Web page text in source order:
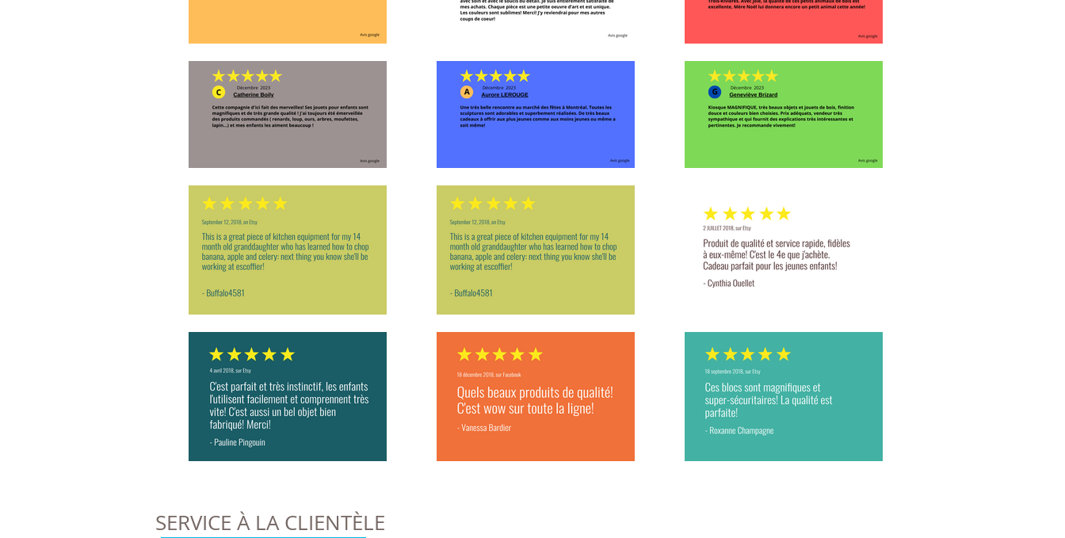
SERVICE À LA CLIENTÈLE